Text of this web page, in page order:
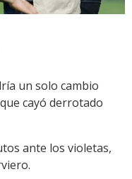
Linkun solo cambio
cayó derrotado
ante los violetas,